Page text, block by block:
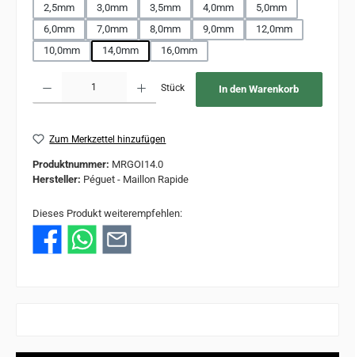
2,5mm
3,0mm 3,5mm 4,0mm
5,0mm
6,0mm
7,0mm 8,0mm 9,0mm
12,0mm
10,0mm
14,0mm 16,0mm
Stück In den Warenkorb
Zum Merkzettel hinzufügen
Produktnummer: MRGOI14.0
Hersteller: Péguet - Maillon Rapide
Dieses Produkt weiterempfehlen: